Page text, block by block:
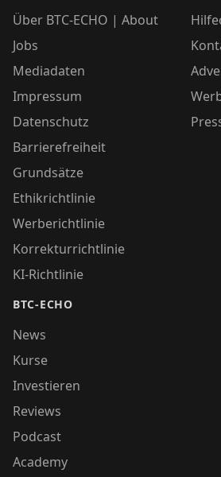
Über BTC-ECHO | About
Jobs
Mediadaten
Impressum
Datenschutz
Barrierefreiheit
Grundsätze
Ethikrichtlinie
Werberichtlinie
Korrekturrichtlinie
KI-Richtlinie
BTC-ECHO
News
Kurse
Investieren
Reviews
Podcast
Academy